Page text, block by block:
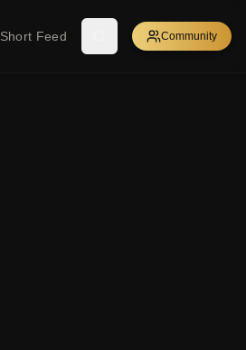
Short Feed Community